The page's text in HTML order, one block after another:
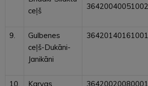
ceļš
36420040051002
9.
Gulbenes
ceļš-Dukāni-
Janikāni
36420140161001
10.
Karvas
36420020080001